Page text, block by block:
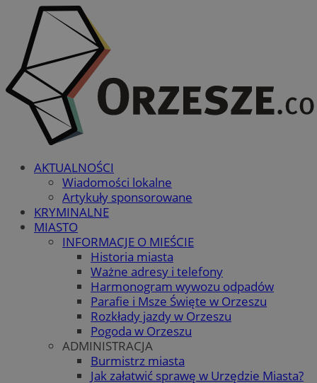
AKTUALNOŚCI
Wiadomości lokalne
Artykuły sponsorowane
KRYMINALNE
MIASTO
INFORMACJE O MIEŚCIE
Historia miasta
Ważne adresy i telefony
Harmonogram wywozu odpadów
Parafie i Msze Święte w Orzeszu
Rozkłady jazdy w Orzeszu
Pogoda w Orzeszu
ADMINISTRACJA
Burmistrz miasta
Jak załatwić sprawę w Urzędzie Miasta?